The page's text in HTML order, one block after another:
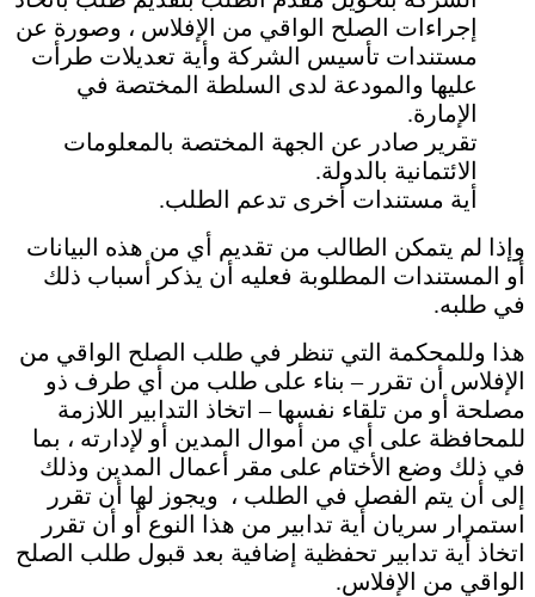
إجراءات الصلح الواقي من الإفلاس ، وصورة عن
مستندات تأسيس الشركة وأية تعديلات طرأت
عليها والمودعة لدى السلطة المختصة في
الإمارة.
تقرير صادر عن الجهة المختصة بالمعلومات
الائتمانية بالدولة.
أية مستندات أخرى تدعم الطلب.
وإذا لم يتمكن الطالب من تقديم أي من هذه البيانات
أو المستندات المطلوبة فعليه أن يذكر أسباب ذلك
في طلبه.
هذا وللمحكمة التي تنظر في طلب الصلح الواقي من
الإفلاس أن تقرر – بناء على طلب من أي طرف ذو
مصلحة أو من تلقاء نفسها – اتخاذ التدابير اللازمة
للمحافظة على أي من أموال المدين أو لإدارته ، بما
في ذلك وضع الأختام على مقر أعمال المدين وذلك
إلى أن يتم الفصل في الطلب ، ويجوز لها أن تقرر
استمرار سريان أية تدابير من هذا النوع أو أن تقرر
اتخاذ أية تدابير تحفظية إضافية بعد قبول طلب الصلح
الواقي من الإفلاس.